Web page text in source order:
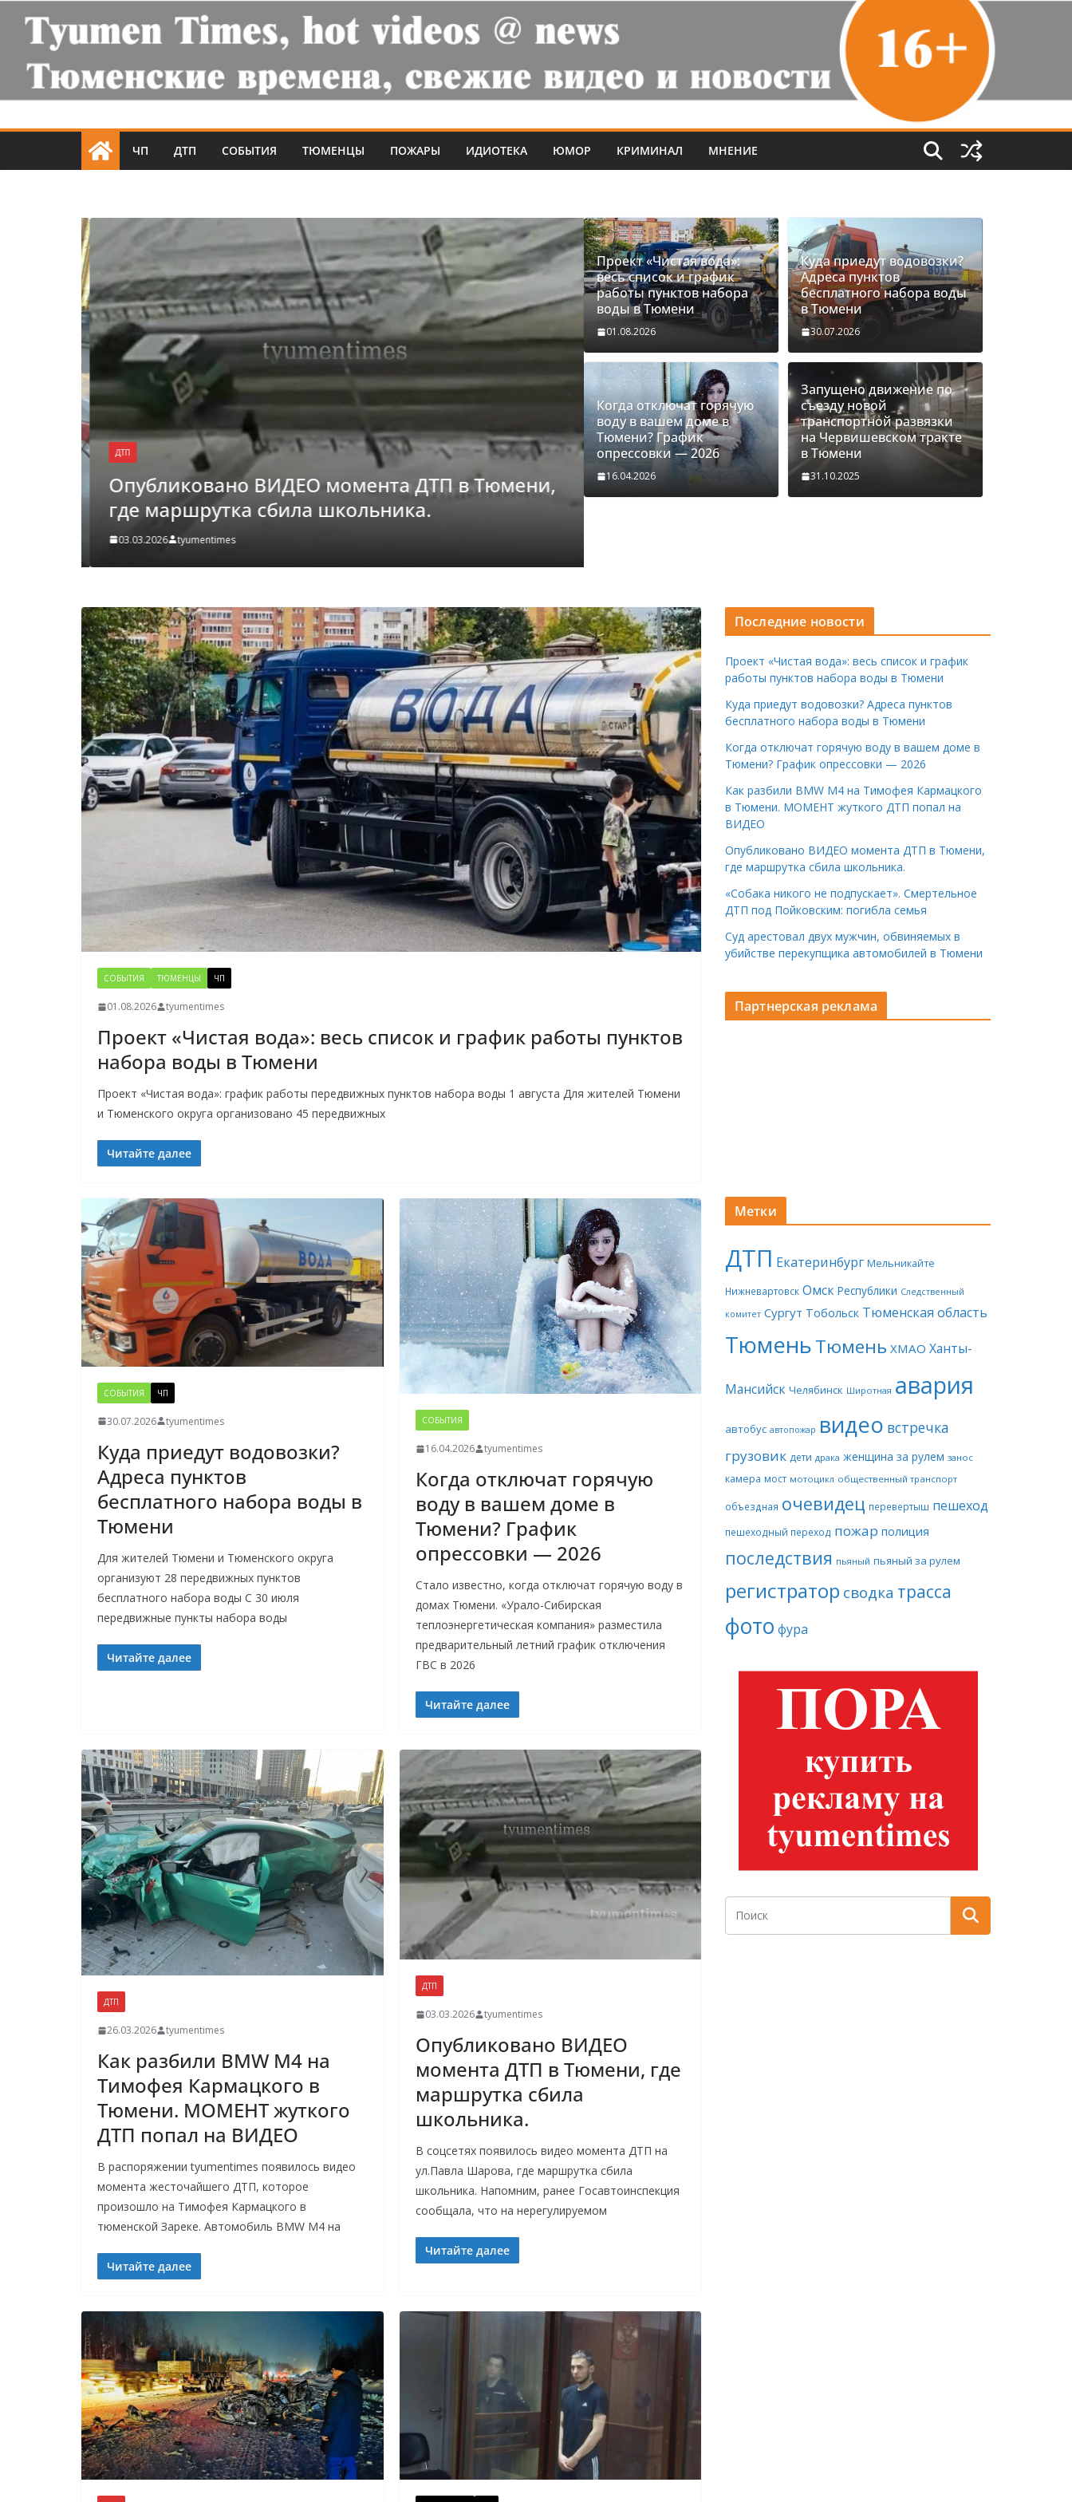
ЧП ДТП СОБЫТИЯ ТЮМЕНЦЫ ПОЖАРЫ ИДИОТЕКА ЮМОР КРИМИНАЛ МНЕНИЕ
ДТП
Опубликовано ВИДЕО момента ДТП в Тюмени,
где маршрутка сбила школьника.
03.03.2026 tyumentimes
ДТП
Как разбили BMW M4 на Тимофея Кармацкого в
Тюмени. МОМЕНТ жуткого ДТП попал на ВИДЕО
26.03.2026 tyumentimes
Проект «Чистая вода»:
весь список и график
работы пунктов набора
воды в Тюмени
01.08.2026
Куда приедут водовозки?
Адреса пунктов
бесплатного набора воды
в Тюмени
30.07.2026
Когда отключат горячую
воду в вашем доме в
Тюмени? График
опрессовки — 2026
16.04.2026
Запущено движение по
съезду новой
транспортной развязки
на Червишевском тракте
в Тюмени
31.10.2025
СОБЫТИЯ ТЮМЕНЦЫ ЧП
01.08.2026 tyumentimes
Проект «Чистая вода»: весь список и график работы пунктов
набора воды в Тюмени
Проект «Чистая вода»: график работы передвижных пунктов набора воды 1 августа Для жителей Тюмени
и Тюменского округа организовано 45 передвижных
Читайте далее
СОБЫТИЯ ЧП
30.07.2026 tyumentimes
Куда приедут водовозки?
Адреса пунктов
бесплатного набора воды в
Тюмени
Для жителей Тюмени и Тюменского округа
организуют 28 передвижных пунктов
бесплатного набора воды C 30 июля
передвижные пункты набора воды
Читайте далее
СОБЫТИЯ
16.04.2026 tyumentimes
Когда отключат горячую
воду в вашем доме в
Тюмени? График
опрессовки — 2026
Стало известно, когда отключат горячую воду в
домах Тюмени. «Урало-Сибирская
теплоэнергетическая компания» разместила
предварительный летний график отключения
ГВС в 2026
Читайте далее
ДТП
26.03.2026 tyumentimes
Как разбили BMW M4 на
Тимофея Кармацкого в
Тюмени. МОМЕНТ жуткого
ДТП попал на ВИДЕО
В распоряжении tyumentimes появилось видео
момента жесточайшего ДТП, которое
произошло на Тимофея Кармацкого в
тюменской Зареке. Автомобиль BMW M4 на
Читайте далее
ДТП
03.03.2026 tyumentimes
Опубликовано ВИДЕО
момента ДТП в Тюмени, где
маршрутка сбила
школьника.
В соцсетях появилось видео момента ДТП на
ул.Павла Шарова, где маршрутка сбила
школьника. Напомним, ранее Госавтоинспекция
сообщала, что на нерегулируемом
Читайте далее
Последние новости
Проект «Чистая вода»: весь список и график
работы пунктов набора воды в Тюмени
Куда приедут водовозки? Адреса пунктов
бесплатного набора воды в Тюмени
Когда отключат горячую воду в вашем доме в
Тюмени? График опрессовки — 2026
Как разбили BMW M4 на Тимофея Кармацкого
в Тюмени. МОМЕНТ жуткого ДТП попал на
ВИДЕО
Опубликовано ВИДЕО момента ДТП в Тюмени,
где маршрутка сбила школьника.
«Собака никого не подпускает». Смертельное
ДТП под Пойковским: погибла семья
Суд арестовал двух мужчин, обвиняемых в
убийстве перекупщика автомобилей в Тюмени
Партнерская реклама
Метки
ДТП Екатеринбург Мельникайте
Нижневартовск Омск Республики Следственный
комитет Сургут Тобольск Тюменская область
ТюменьТюмень ХМАО Ханты-
Мансийск Челябинск Широтная авария
автобус автопожар видео встречка
грузовик дети драка женщина за рулем занос
камера мост мотоцикл общественный транспорт
объездная очевидец перевертыш пешеход
пешеходный переход пожар полиция
последствия пьяный пьяный за рулем
регистратор сводка трасса
фото фура